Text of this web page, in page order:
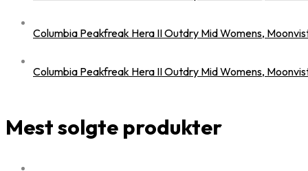
Columbia Peakfreak Hera II Outdry Mid Womens,
Columbia Peakfreak Hera II Outdry Mid Womens,
Mest solgte produkter